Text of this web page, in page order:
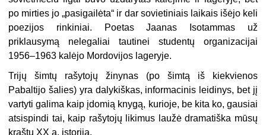
po mirties jo „pasigailėta“ ir dar sovietiniais laikais išėjo keli
poezijos rinkiniai. Poetas Jaanas Isotammas už
priklausymą nelegaliai tautinei studentų organizacijai
1956–1963 kalėjo Mordovijos lageryje.
Trijų šimtų rašytojų žinynas (po šimtą iš kiekvienos
Pabaltijo šalies) yra dalykiškas, informacinis leidinys, bet jį
vartyti galima kaip įdomią knygą, kurioje, be kita ko, gausiai
atsispindi tai, kaip rašytojų likimus laužė dramatiška mūsų
kraštų XX a. istorija.